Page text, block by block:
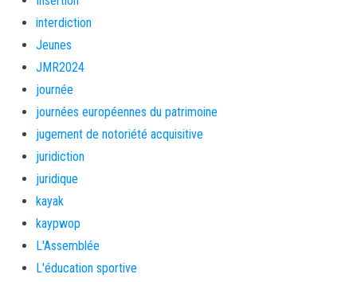
interdiction
Jeunes
JMR2024
journée
journées européennes du patrimoine
jugement de notoriété acquisitive
juridiction
juridique
kayak
kaypwop
L'Assemblée
L'éducation sportive